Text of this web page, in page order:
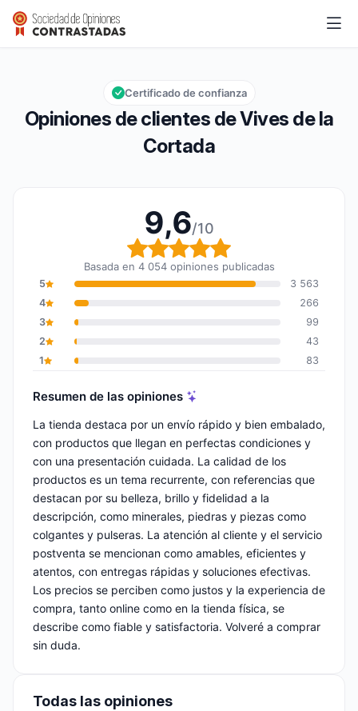
Vives de la Cortada
Calificación global: 9,6 de 10
9,6/10
Opiniones de clientes de Vives de la
Cortada
Certificado de confianza
9,6/10
Calificación global: 9,6
Basada en 4 054 opiniones publicadas
5
3 563
4
266
3
99
2
43
1
83
Resumen de las opiniones
La tienda destaca por un envío rápido y bien embalado,
con productos que llegan en perfectas condiciones y
con una presentación cuidada. La calidad de los
productos es un tema recurrente, con referencias que
destacan por su belleza, brillo y fidelidad a la
descripción, como minerales, piedras y piezas como
colgantes y pulseras. La atención al cliente y el servicio
postventa se mencionan como amables, eficientes y
atentos, con entregas rápidas y soluciones efectivas.
Los precios se perciben como justos y la experiencia de
compra, tanto online como en la tienda física, se
describe como fiable y satisfactoria. Volveré a comprar
sin duda.
Todas las opiniones